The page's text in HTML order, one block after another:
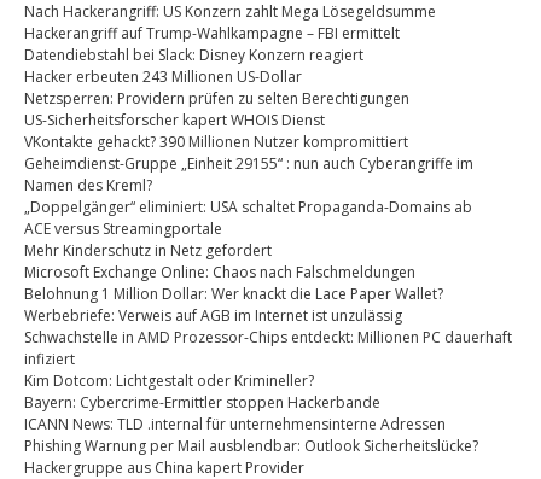
Nach Hackerangriff: US Konzern zahlt Mega Lösegeldsumme
Hackerangriff auf Trump-Wahlkampagne – FBI ermittelt
Datendiebstahl bei Slack: Disney Konzern reagiert
Hacker erbeuten 243 Millionen US-Dollar
Netzsperren: Providern prüfen zu selten Berechtigungen
US-Sicherheitsforscher kapert WHOIS Dienst
VKontakte gehackt? 390 Millionen Nutzer kompromittiert
Geheimdienst-Gruppe „Einheit 29155“ : nun auch Cyberangriffe im
Namen des Kreml?
„Doppelgänger“ eliminiert: USA schaltet Propaganda-Domains ab
ACE versus Streamingportale
Mehr Kinderschutz in Netz gefordert
Microsoft Exchange Online: Chaos nach Falschmeldungen
Belohnung 1 Million Dollar: Wer knackt die Lace Paper Wallet?
Werbebriefe: Verweis auf AGB im Internet ist unzulässig
Schwachstelle in AMD Prozessor-Chips entdeckt: Millionen PC dauerhaft
infiziert
Kim Dotcom: Lichtgestalt oder Krimineller?
Bayern: Cybercrime-Ermittler stoppen Hackerbande
ICANN News: TLD .internal für unternehmensinterne Adressen
Phishing Warnung per Mail ausblendbar: Outlook Sicherheitslücke?
Hackergruppe aus China kapert Provider